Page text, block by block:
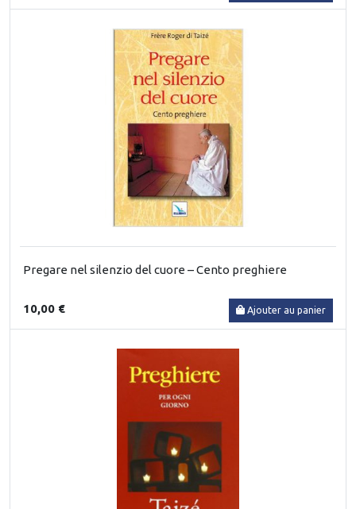
Pregare nel silenzio del cuore – Cento preghiere
10,00 € Ajouter au panier